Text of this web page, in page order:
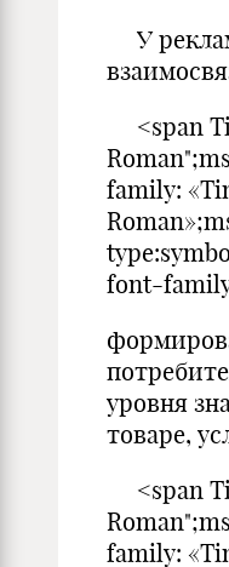
У
<span
family:
font-
уровня
товаре,
<span
family: